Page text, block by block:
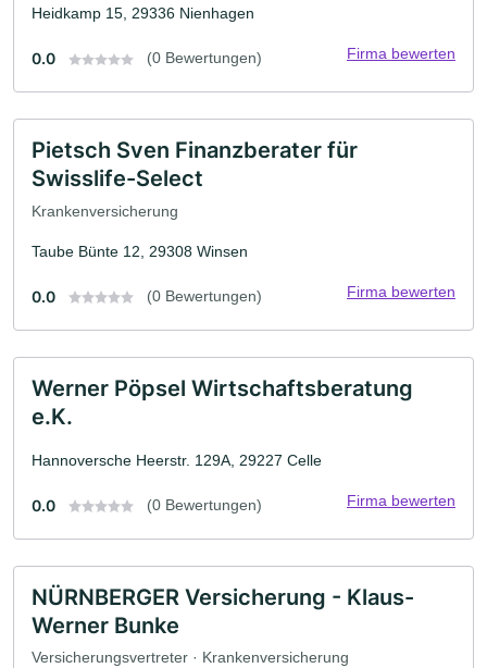
Heidkamp 15, 29336 Nienhagen
0.0 (0 Bewertungen) Firma bewerten
Pietsch Sven Finanzberater für
Swisslife-Select
Krankenversicherung
Taube Bünte 12, 29308 Winsen
0.0 (0 Bewertungen) Firma bewerten
Werner Pöpsel Wirtschaftsberatung
e.K.
Hannoversche Heerstr. 129A, 29227 Celle
0.0 (0 Bewertungen) Firma bewerten
NÜRNBERGER Versicherung - Klaus-
Werner Bunke
Versicherungsvertreter · Krankenversicherung